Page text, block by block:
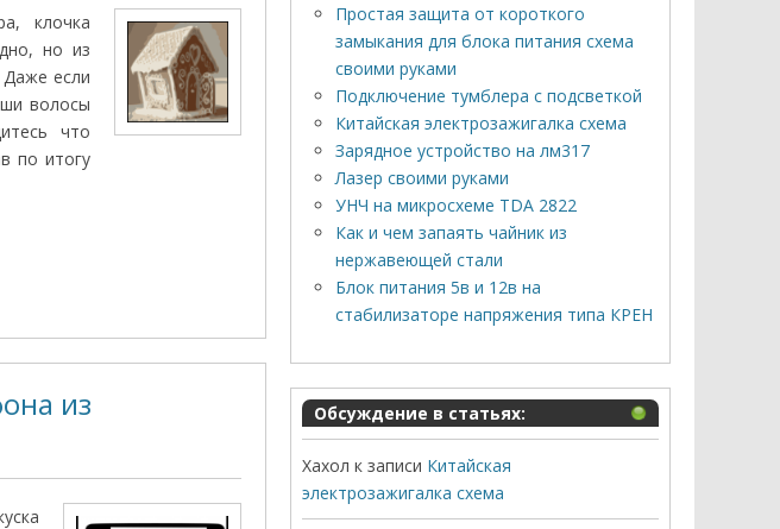
клочка
но из
если
волосы
что
по итогу
из
Простая защита от короткого
замыкания для блока питания схема
своими руками
Подключение тумблера с подсветкой
Китайская электрозажигалка схема
Зарядное устройство на лм317
Лазер своими руками
УНЧ на микросхеме TDA 2822
Как и чем запаять чайник из
нержавеющей стали
Блок питания 5в и 12в на
стабилизаторе напряжения типа КРЕН
Обсуждение в статьях:
Хахол к записи Китайская
электрозажигалка схема